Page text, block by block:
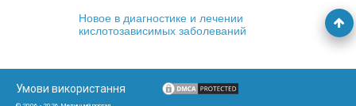
Новое в диагностике и лечении
кислотозависимых заболеваний
Умови використання